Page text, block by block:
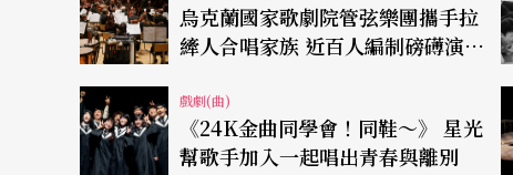
烏克蘭國家歌劇院管弦樂團攜手拉
縴人合唱家族 近百人編制磅礡演繹
戲劇(曲)
《24K金曲同學會！同鞋～》 星光
幫歌手加入一起唱出青春與離別